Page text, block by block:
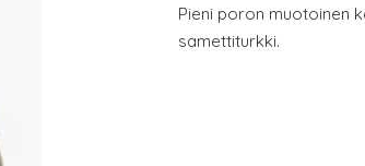
Pieni poron muotoinen
samettiturkki.